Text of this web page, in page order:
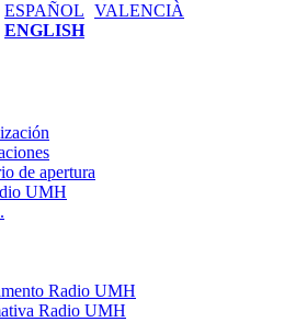
ESPAÑOL VALENCIÀ
ENGLISH
de apertura
UMH
Radio UMH
Radio UMH